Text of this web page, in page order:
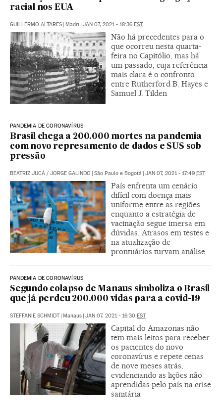
racial nos EUA
GUILLERMO ALTARES Madri JAN 07, 2021 - 18:36 EST
Não há precedentes para o
que ocorreu nesta quarta-
feira no Capitólio, mas há
um passado, cuja referência
mais clara é o confronto
entre Rutherford B. Hayes e
Samuel J. Tilden
PANDEMIA DE CORONAVÍRUS
Brasil chega a 200.000 mortes na pandemia
com novo represamento de dados e SUS sob
pressão
BEATRIZ JUCÁ / JORGE GALINDO São Paulo e Bogotá JAN 07, 2021 - 17:49 EST
País enfrenta um cenário
difícil com doença mais
uniforme entre as regiões
enquanto a estratégia de
vacinação segue imersa em
dúvidas. Atrasos em testes e
na atualização de
prontuários turvam análise
PANDEMIA DE CORONAVÍRUS
Segundo colapso de Manaus simboliza o Brasil
que já perdeu 200.000 vidas para a covid-19
STEFFANIE SCHMIDT Manaus JAN 07, 2021 - 16:30 EST
Capital do Amazonas não
tem mais leitos para receber
os pacientes do novo
coronavírus e repete cenas
de nove meses atrás,
evidenciando as lições não
aprendidas pelo país na crise
sanitária